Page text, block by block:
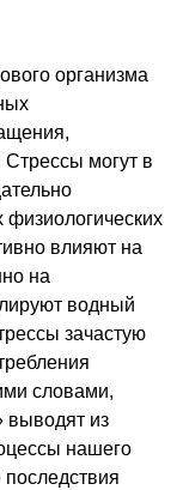
организма
могут в
влияют на
на
водный
зачастую
словами,
выводят из
нашего